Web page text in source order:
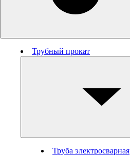
Трубный прокат
Труба электросварная